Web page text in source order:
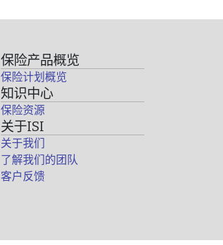
保险产品概览
保险计划概览
知识中心
保险资源
关于ISI
关于我们
了解我们的团队
客户反馈